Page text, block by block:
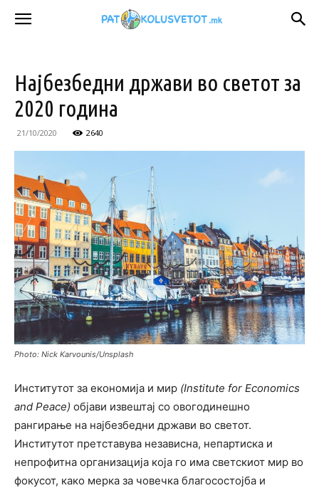
Најбезбедни држави во светот за
2020 година
21/10/2020 2640
Photo: Nick Karvounis/Unsplash
Институтот за економија и мир (Institute for Economics
and Peace) објави извештај со овогодинешно
рангирање на најбезбедни држави во светот.
Институтот претставува независна, непартиска и
непрофитна организација која го има светскиот мир во
фокусот, како мерка за човечка благосостојба и